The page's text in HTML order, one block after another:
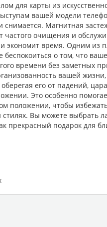
для карты из
вашей модели
снимается. Магнитная
частого очищения и
и экономит время. Одним из
беспокоиться о том, что
времени без заметных
вашей
оберегая его от падений,
Это особенно
положении, чтобы
Вы можете выбрать
прекрасный подарок для